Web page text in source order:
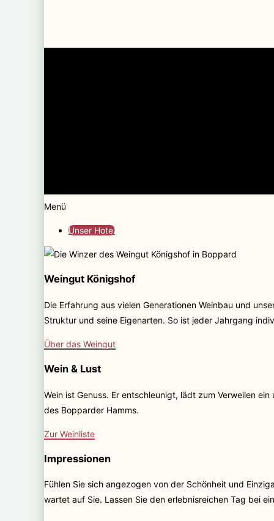
Menü
Unser Hotel
Weingut Königshof
Die Erfahrung aus vielen Generationen Weinbau und
Struktur und seine Eigenarten. So ist jeder Jahrgang
Über das Weingut
Wein & Lust
Wein ist Genuss. Er entschleunigt, lädt zum Verweilen
des Bopparder Hamms.
Zur Weinliste
Impressionen
Fühlen Sie sich angezogen von der Schönheit und
wartet auf Sie. Lassen Sie den erlebnisreichen Tag bei